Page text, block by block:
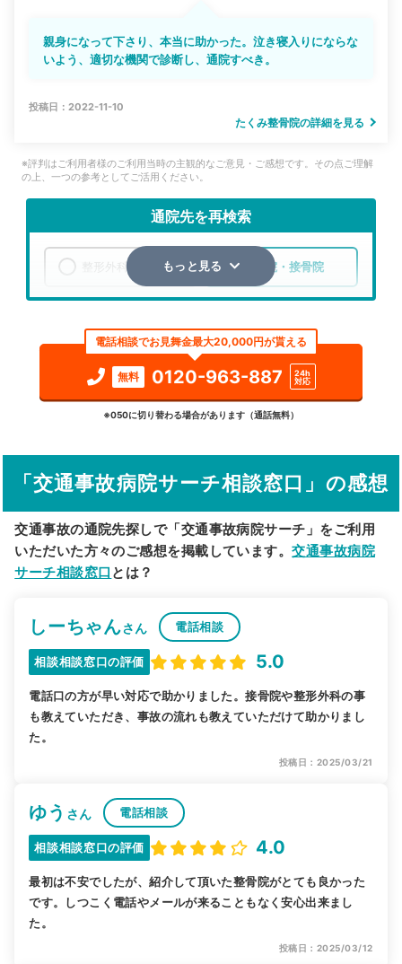
親身になって下さり、本当に助かった。泣き寝入りにならな
いよう、適切な機関で診断し、通院すべき。
投稿日：2022-11-10
たくみ整骨院の詳細を見る
※評判はご利用者様のご利用当時の主観的なご意見・ご感想です。その点ご理解
の上、一つの参考としてご活用ください。
通院先を再検索
整形外科 整骨院・接骨院
検索する
詳細条件で絞り込む
駅から探す 院名から探す
もっと見る
電話相談でお見舞金最大20,000円が貰える
無料 0120-963-887
24h
対応
※050に切り替わる場合があります（通話無料）
「交通事故病院サーチ相談窓口」の感想
交通事故の通院先探しで「交通事故病院サーチ」をご利用
いただいた方々のご感想を掲載しています。交通事故病院
サーチ相談窓口 とは？
しーちゃんさん 電話相談
相談相談窓口の評価 5.0
電話口の方が早い対応で助かりました。接骨院や整形外科の事
も教えていただき、事故の流れも教えていただけて助かりまし
た。
投稿日：2025/03/21
ゆう さん 電話相談
相談相談窓口の評価 4.0
最初は不安でしたが、紹介して頂いた整骨院がとても良かった
です。しつこく電話やメールが来ることもなく安心出来まし
た。
投稿日：2025/03/12